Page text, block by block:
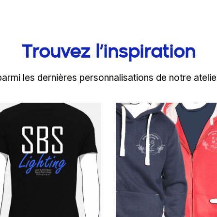
Trouvez l’inspiration
les dernières personnalisations de notre
laser ?
tshirt noir
more Read more